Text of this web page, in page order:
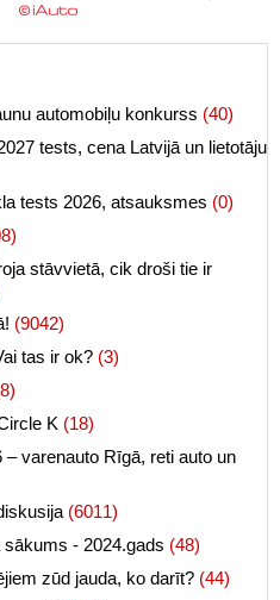
automobiļu konkurss (40)
tests, cena Latvijā un lietotāju
tests 2026, atsauksmes (0)
stāvvietā, cik droši tie ir
(9042)
tas ir ok? (3)
K (18)
varenauto Rīgā, reti auto un
(6011)
- 2024.gads (48)
zūd jauda, ko darīt? (44)